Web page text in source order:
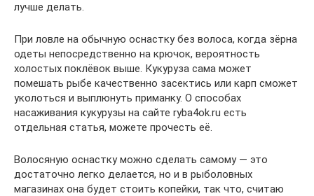
лучше делать.
При ловле на обычную оснастку без волоса, когда зёрна
одеты непосредственно на крючок, вероятность
холостых поклёвок выше. Кукуруза сама может
помешать рыбе качественно засектись или карп сможет
уколоться и выплюнуть приманку. О способах
насаживания кукурузы на сайте ryba4ok.ru есть
отдельная статья, можете прочесть её.
Волосяную оснастку можно сделать самому — это
достаточно легко делается, но и в рыболовных
магазинах она будет стоить копейки, так что, считаю